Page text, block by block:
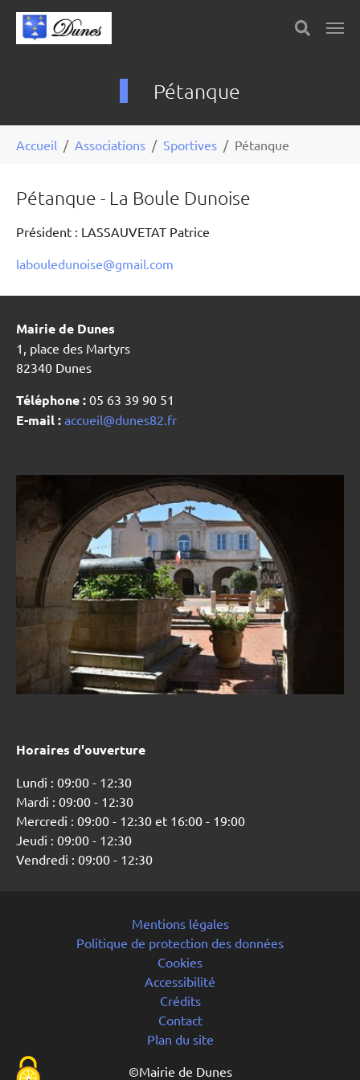
Skip to main content
Pétanque
Accueil Associations Sportives Pétanque
Pétanque - La Boule Dunoise
Président : LASSAUVETAT Patrice
labouledunoise@gmail.com
Mairie de Dunes
1, place des Martyrs
82340 Dunes
Téléphone : 05 63 39 90 51
E-mail : accueil@dunes82.fr
Horaires d'ouverture
Lundi : 09:00 - 12:30
Mardi : 09:00 - 12:30
Mercredi : 09:00 - 12:30 et 16:00 - 19:00
Jeudi : 09:00 - 12:30
Vendredi : 09:00 - 12:30
Mentions légales
Politique de protection des données
Cookies
Accessibilité
Crédits
Contact
Plan du site
©Mairie de Dunes
Panneau de gestion des cookies